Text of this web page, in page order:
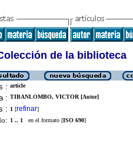
de la biblioteca
: article
: TIBANLOMBO, VICTOR [Autor]
: 1 [refinar]
1 .. 1 en el formato [ISO 690]